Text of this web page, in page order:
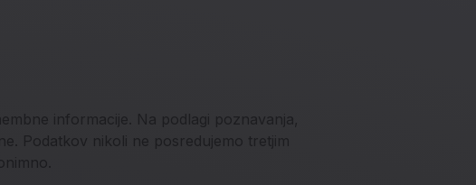
informacije. Na podlagi poznavanja,
Podatkov nikoli ne posredujemo tretjim